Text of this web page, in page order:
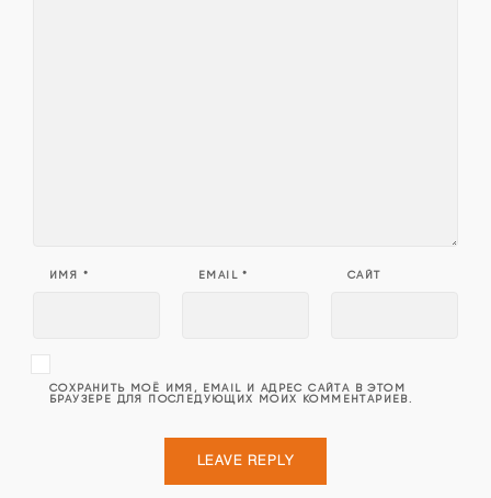
ИМЯ * EMAIL* САЙТ
СОХРАНИТЬ МОЁ ИМЯ, EMAIL И АДРЕС САЙТА В ЭТОМ
БРАУЗЕРЕ ДЛЯ ПОСЛЕДУЮЩИХ МОИХ КОММЕНТАРИЕВ.